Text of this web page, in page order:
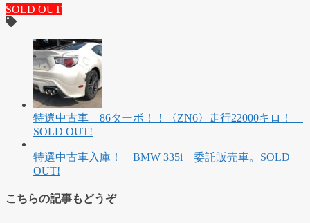
SOLD OUT
特選中古車 86ターボ！！〈ZN6〉走行22000キロ！
SOLD OUT!
特選中古車入庫！ BMW 335i 委託販売車。SOLD
OUT!
こちらの記事もどうぞ